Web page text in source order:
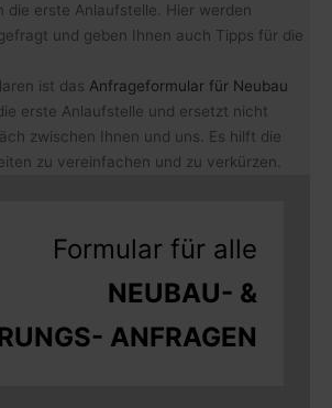
die erste Anlaufstelle. Hier werden
und geben Ihnen auch Tipps für die
ist das Anfrageformular für Neubau
erste Anlaufstelle und ersetzt nicht
zwischen Ihnen und uns. Es hilft die
zu vereinfachen und zu verkürzen.
Formular für alle
NEUBAU- &
ANFRAGEN